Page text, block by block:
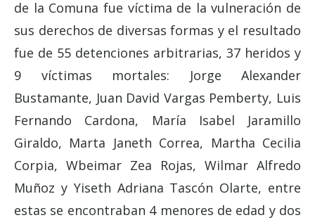
de la Comuna fue víctima de la vulneración de
sus derechos de diversas formas y el resultado
fue de 55 detenciones arbitrarias, 37 heridos y
9 víctimas mortales: Jorge Alexander
Bustamante, Juan David Vargas Pemberty, Luis
Fernando Cardona, María Isabel Jaramillo
Giraldo, Marta Janeth Correa, Martha Cecilia
Corpia, Wbeimar Zea Rojas, Wilmar Alfredo
Muñoz y Yiseth Adriana Tascón Olarte, entre
estas se encontraban 4 menores de edad y dos